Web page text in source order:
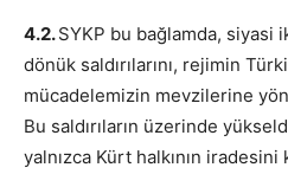
4.2.SYKP bu bağlamda, siyasi
dönük saldırılarını, rejimin
mücadelemizin mevzilerine
Bu saldırıların üzerinde
yalnızca Kürt halkının